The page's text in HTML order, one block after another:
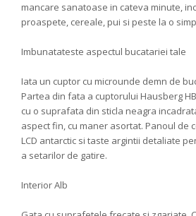
mancare sanatoase in cateva minute,
proaspete, cereale, pui si peste la o
Imbunatateste aspectul bucatariei tale
Iata un cuptor cu microunde demn de
Partea din fata a cuptorului Hausberg
cu o suprafata din sticla neagra
aspect fin, cu maner asortat. Panoul de
LCD antarctic si taste argintii detaliate
a setarilor de gatire.
Interior Alb